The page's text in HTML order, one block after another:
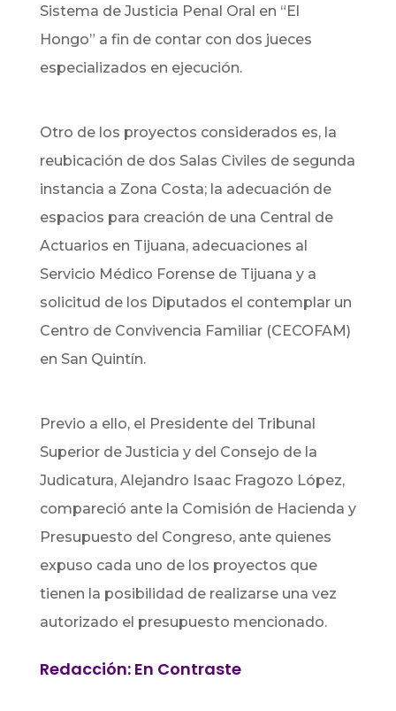
Sistema de Justicia Penal Oral en “El
Hongo” a fin de contar con dos jueces
especializados en ejecución.
Otro de los proyectos considerados es, la
reubicación de dos Salas Civiles de segunda
instancia a Zona Costa; la adecuación de
espacios para creación de una Central de
Actuarios en Tijuana, adecuaciones al
Servicio Médico Forense de Tijuana y a
solicitud de los Diputados el contemplar un
Centro de Convivencia Familiar (CECOFAM)
en San Quintín.
Previo a ello, el Presidente del Tribunal
Superior de Justicia y del Consejo de la
Judicatura, Alejandro Isaac Fragozo López,
compareció ante la Comisión de Hacienda y
Presupuesto del Congreso, ante quienes
expuso cada uno de los proyectos que
tienen la posibilidad de realizarse una vez
autorizado el presupuesto mencionado.
Redacción: En Contraste